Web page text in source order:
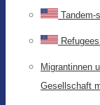
Tandem-
Migrantinnen
Gesellschaft